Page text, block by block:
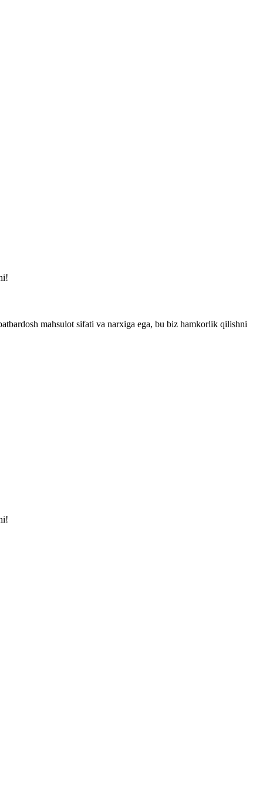
mahsulot sifati va narxiga ega, bu biz hamkorlik qilishni